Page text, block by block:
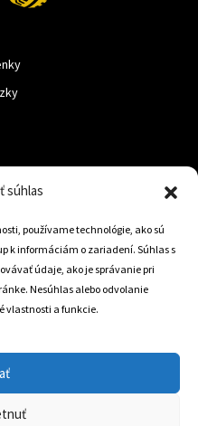
súhlas
používame technológie, ako sú
k informáciám o zariadení. Súhlas s
údaje, ako je správanie pri
Nesúhlas alebo odvolanie
vlastnosti a funkcie.
Eshop